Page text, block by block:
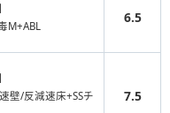
M+ABL
6.5
壁/反減速床+SSチ
7.5